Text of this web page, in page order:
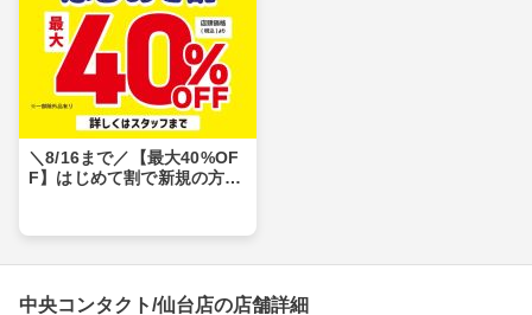
＼8/16まで／【最大40%OF
F】はじめて割で新規の方も
中央コンタクト/仙台店の店舗詳細